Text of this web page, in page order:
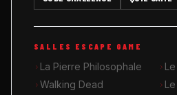
MUSIK ROOM KARAOKÉ
QUIZ GAME
SALLES ESCAPE GAME
La Pierre Philosophale
Walking Dead